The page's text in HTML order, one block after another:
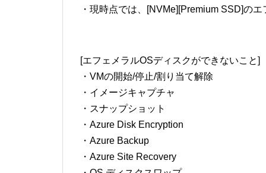
・現時点では、[NVMe][Premium SSD]の
[エフェメラルOSディスクができないこと]
・VMの開始/停止/割り当て解除
・イメージキャプチャ
・スナップショット
・Azure Disk Encryption
・Azure Backup
・Azure Site Recovery